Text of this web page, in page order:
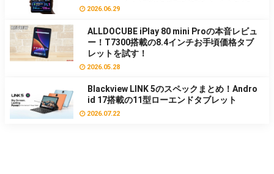
2026.06.29
ALLDOCUBE iPlay 80 mini Proの本音レビュ
ー！T7300搭載の8.4インチお手頃価格タブ
レットを試す！
2026.05.28
Blackview LINK 5のスペックまとめ！Andro
id 17搭載の11型ローエンドタブレット
2026.07.22